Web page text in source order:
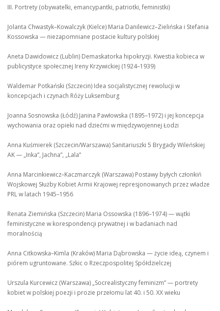
III. Portrety (obywatelki, emancypantki, patriotki, feministki)
Jolanta Chwastyk–Kowalczyk (Kielce) Maria Danilewicz–Zielińska i Stefania
Kossowska — niezapomniane postacie kultury polskiej
Aneta Dawidowicz (Lublin) Demaskatorka hipokryzji. Kwestia kobieca w
publicystyce społecznej Ireny Krzywickiej (1924–1939)
Waldemar Potkański (Szczecin) Idea socjalistycznej rewolucji w
koncepcjach i czynach Róży Luksemburg
Joanna Sosnowska (Łódź) Janina Pawłowska (1895–1972) i jej koncepcja
wychowania oraz opieki nad dziećmi w międzywojennej Łodzi
Anna Kuśmierek (Szczecin/Warszawa) Sanitariuszki 5 Brygady Wileńskiej
AK — „Inka”, Jachna”, „Lala”
Anna Marcinkiewicz–Kaczmarczyk (Warszawa) Postawy byłych członkiń
Wojskowej Służby Kobiet Armii Krajowej represjonowanych przez władze
PRL w latach 1945–1956
Renata Ziemińska (Szczecin) Maria Ossowska (1896–1974) — wątki
feministyczne w korespondencji prywatnej i w badaniach nad
moralnością
Anna Citkowska–Kimla (Kraków) Maria Dąbrowska — życie ideą, czynem i
piórem ugruntowane. Szkic o Rzeczpospolitej Spółdzielczej
Urszula Kurcewicz (Warszawa) „Socrealistyczny feminizm” — portrety
kobiet w polskiej poezji i prozie przełomu lat 40. i 50. XX wieku